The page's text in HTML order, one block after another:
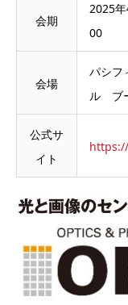
会期
2025
00
会場
パシフ
ル ブ
公式サ
イト